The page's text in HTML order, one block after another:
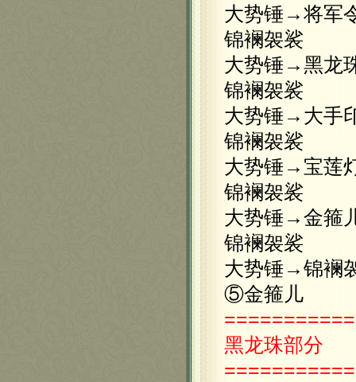
大势锤→将
锦襕袈裟
大势锤→黑
锦襕袈裟
大势锤→大
锦襕袈裟
大势锤→宝
锦襕袈裟
大势锤→金
锦襕袈裟
大势锤→锦襕
⑤金箍儿
黑龙珠部分